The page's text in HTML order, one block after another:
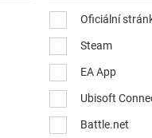
Oficiální
Steam
EA App
Ubisoft
Battle.net